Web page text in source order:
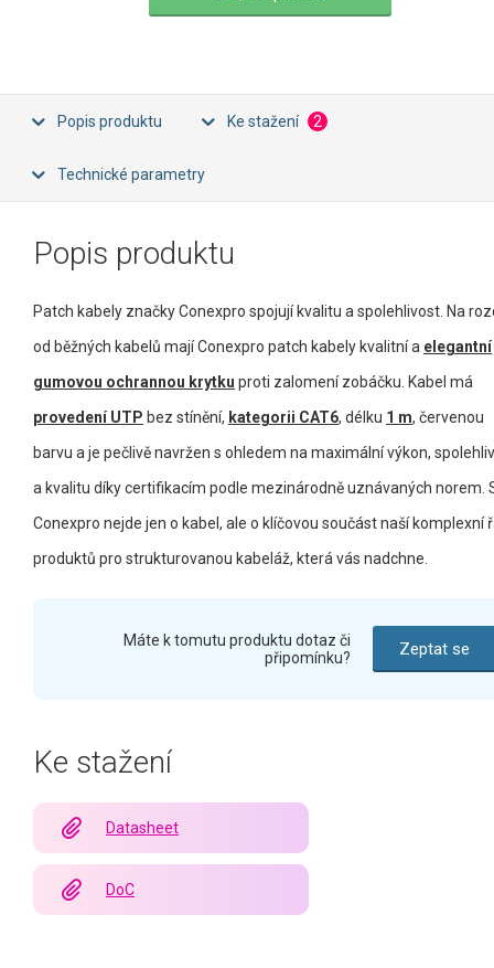
Popis produktu Ke stažení 2
Technické parametry
Popis produktu
Patch kabely značky Conexpro spojují kvalitu a spolehlivost. Na
od běžných kabelů mají Conexpro patch kabely kvalitní a elegantní
gumovou ochrannou krytku proti zalomení zobáčku. Kabel má
provedení UTP bez stínění, kategorii CAT6, délku 1 m, červenou
barvu a je pečlivě navržen s ohledem na maximální výkon,
a kvalitu díky certifikacím podle mezinárodně uznávaných norem.
Conexpro nejde jen o kabel, ale o klíčovou součást naší komplexní
produktů pro strukturovanou kabeláž, která vás nadchne.
Máte k tomutu produktu dotaz či
připomínku?
Zeptat se
Ke stažení
Datasheet
DoC